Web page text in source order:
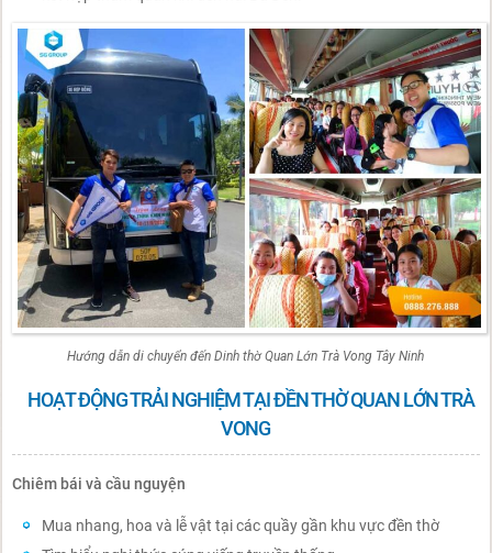
Hướng dẫn di chuyển đến Dinh thờ Quan Lớn Trà Vong Tây Ninh
HOẠT ĐỘNG TRẢI NGHIỆM TẠI ĐỀN THỜ QUAN LỚN TRÀ
VONG
Chiêm bái và cầu nguyện
Mua nhang, hoa và lễ vật tại các quầy gần khu vực đền thờ